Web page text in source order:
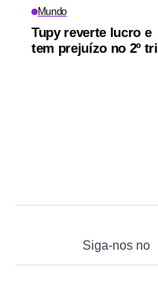
Mundo
Tupy reverte lucro e
tem prejuízo no 2º tri
Siga-nos no